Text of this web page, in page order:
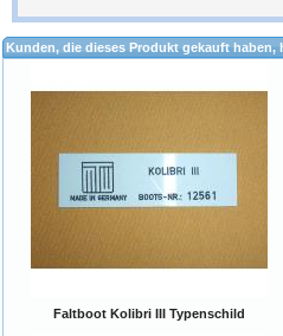
Kunden, die dieses Produkt gekauft
Faltboot Kolibri III Typenschild